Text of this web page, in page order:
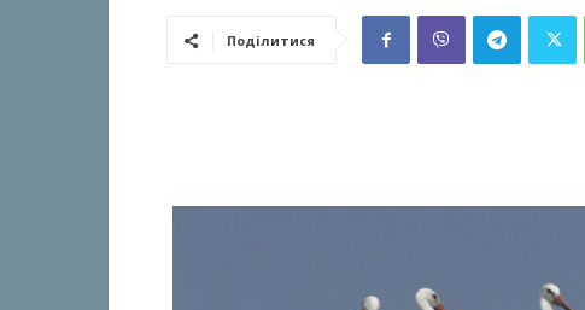
Поділитися